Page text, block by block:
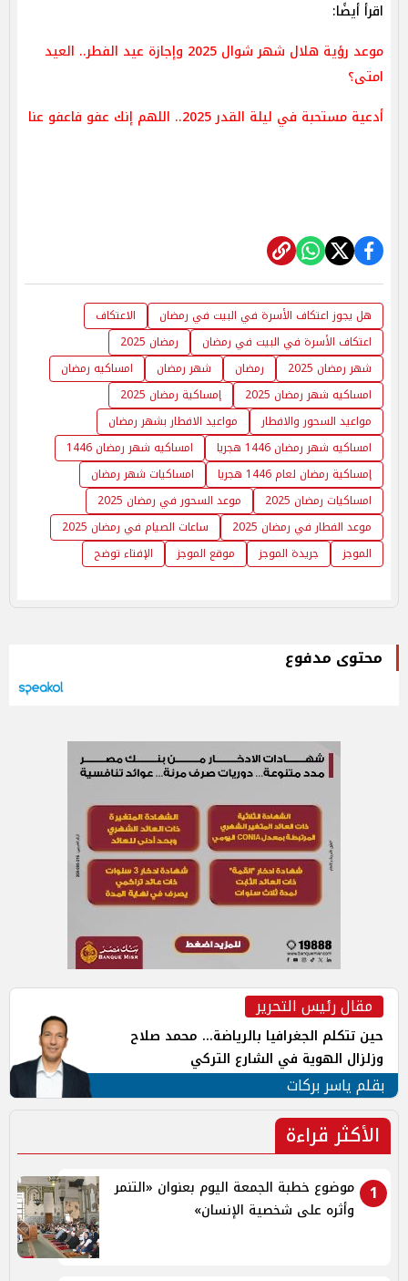
اقرأ أيضًا:
موعد رؤية هلال شهر شوال 2025 وإجازة عيد الفطر.. العيد
امتى؟
أدعية مستحبة في ليلة القدر 2025.. اللهم إنك عفو فاعفو عنا
هل يجوز اعتكاف الأسرة في البيت في رمضان
الاعتكاف
اعتكاف الأسرة في البيت في رمضان
رمضان 2025
شهر رمضان 2025
رمضان شهر رمضان
امساكيه رمضان
امساكيه شهر رمضان 2025
إمساكية رمضان 2025
مواعيد السحور والافطار
مواعيد الافطار بشهر رمضان
امساكيه شهر رمضان 1446 هجريا
امساكيه شهر رمضان 1446
إمساكية رمضان لعام 1446 هجريا
امساكيات شهر رمضان
امساكيات رمضان 2025
موعد السحور في رمضان 2025
موعد الفطار في رمضان 2025
ساعات الصيام في رمضان 2025
الموجز
جريدة الموجز موقع الموجز الإفتاء توضح
محتوى مدفوع
مقال رئيس التحرير
حين تتكلم الجغرافيا بالرياضة... محمد صلاح
وزلزال الهوية في الشارع التركي
بقلم ياسر بركات
الأكثر قراءة
1
موضوع خطبة الجمعة اليوم بعنوان «التنمر
وأثره على شخصية الإنسان»